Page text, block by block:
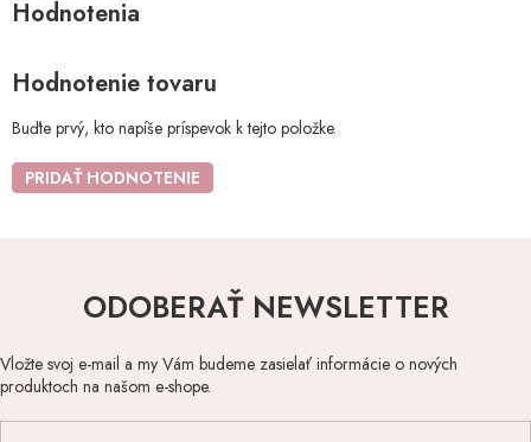
Hodnotenie tovaru
Buďte prvý, kto napíše príspevok k tejto položke.
PRIDAŤ HODNOTENIE
ODOBERAŤ NEWSLETTER
Vložte svoj e-mail a my Vám budeme zasielať informácie o nových
produktoch na našom e-shope.